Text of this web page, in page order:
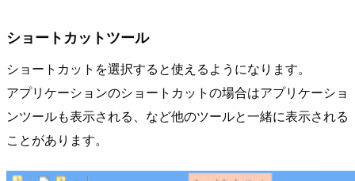
ショートカットツール
ショートカットを選択すると使えるようになります。
アプリケーションのショートカットの場合はアプリケーショ
ンツールも表示される、など他のツールと一緒に表示される
ことがあります。